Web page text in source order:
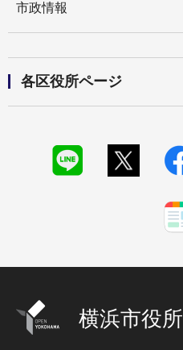
市政情報
各区役所ページ
横浜市役所